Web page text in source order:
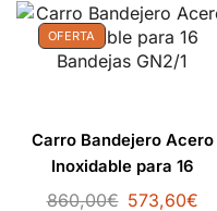
OFERTA
Carro Bandejero Acero
Inoxidable para 16
Bandejas GN2/1
860,00€ 573,60€